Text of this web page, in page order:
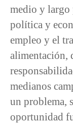
medio y largo
política y
empleo y el
alimentación,
medianos
un problema,
oportunidad